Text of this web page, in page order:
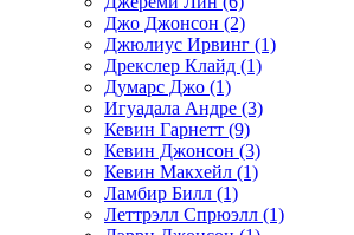
Джо Джонсон (2)
Джюлиус Ирвинг (1)
Дрекслер Клайд (1)
Думарс Джо (1)
Игуадала Андре (3)
Кевин Гарнетт (9)
Кевин Джонсон (3)
Кевин Макхейл (1)
Ламбир Билл (1)
Леттрэлл Спрюэлл (1)